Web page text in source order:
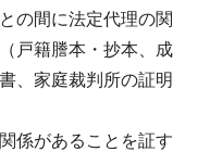
の間に法定代理の関
戸籍謄本・抄本、成
、家庭裁判所の証明
係があることを証す